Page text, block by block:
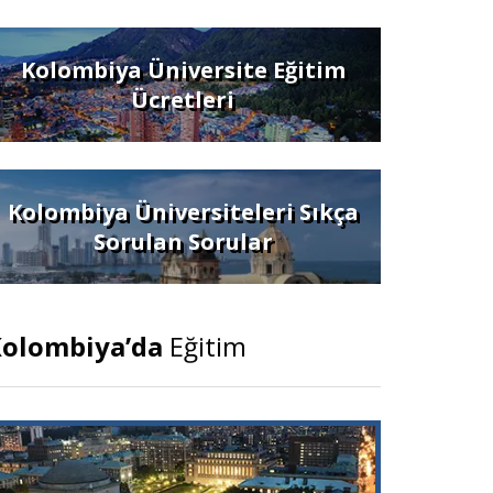
Kolombiya Üniversite Eğitim
Ücretleri
Kolombiya Üniversiteleri Sıkça
Sorulan Sorular
Eğitim